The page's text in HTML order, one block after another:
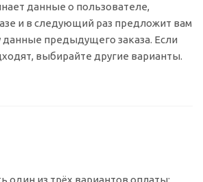
данные о пользователе,
и в следующий раз предложит вам
данные предыдущего заказа. Если
выбирайте другие варианты.
один из трёх вариантов оплаты: